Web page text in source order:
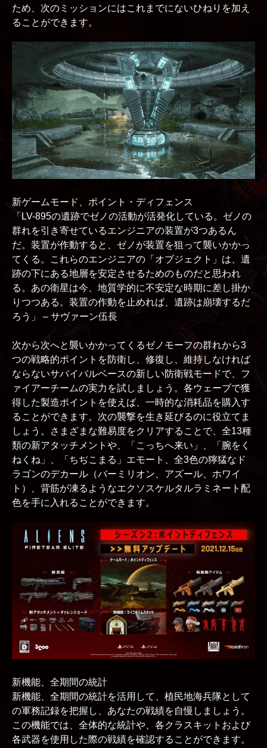
ため、次のミッションにはこれまでにないひねりを加え
ることができます。
新ゲームモード、ポイント・ディフェンス
「LV-895の遺跡でゼノの活動が活発化している。ゼノの
群れを引き寄せているエンジニアの装置が3つあるん
だ。装置が作動すると、ゼノが装置を狙って襲いかかっ
てくる。これらのエンジニアの「オブジェクト」は、遺
跡の下にある地層を安定させるためのものだと思われ
る。あの衛星は今、地質学的に不安定な時期に差し掛か
りつつある。装置の作動を止めれば、遺跡は崩壊するだ
ろう」 – サヴァーン伍長
次から次へと襲いかかってくるゼノモーフの群れから3
つの戦略的ポイントを防衛し、修復し、維持しなければ
ならないサバイバルベースの新しい防衛戦モードで、フ
ァイアーチームの実力を試しましょう。各ウェーブで獲
得した製造ポイントを使えば、一時的な消耗品を購入す
ることができます。次の襲撃を生き延びるのに役立てま
しょう。さまざまな難易度をクリアすることで、全13種
類の新アタッチメントや、「こっちへ来い」、「腕をく
ねくね」、「ちぢこまる」エモート、全3色の獰猛なド
ラゴンのデカール（バーミリオン、アズール、ホワイ
ト）、背筋が凍るようなエクソスケルタルラミネート配
色を手に入れることができます。
新機能、全期間の統計
新機能、全期間の統計を活用して、植民地海兵隊として
の軍務記録を把握し、あなたの戦績を自慢しましょう。
この機能では、全体的な統計や、各クラスキットおよび
各武器を使用した際の戦績を確認することができます。